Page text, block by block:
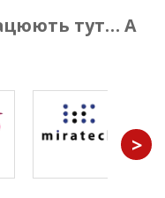
тут… А
>